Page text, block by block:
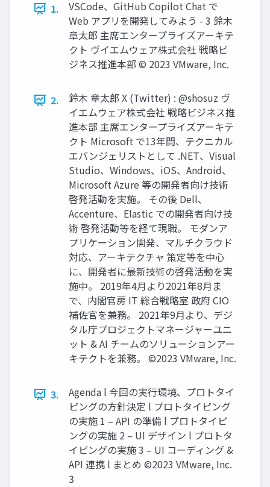
1.
VSCode、GitHub Copilot Chat で
Web アプリを開発してみよう - 3 鈴⽊
章太郎 主席エンタープライズアーキテ
クト ヴイエムウェア株式会社 戦略ビ
ジネス推進本部 © 2023 VMware, Inc.
2.
鈴⽊ 章太郎 X (Twitter) : @shosuz ヴ
イエムウェア株式会社 戦略ビジネス推
進本部 主席エンタープライズアーキテ
クト Microsoft で13年間、テクニカル
エバンジェリストとして .NET、Visual
Studio、Windows、iOS、Android、
Microsoft Azure 等の開発者向け技術
啓発活動を実施。 その後 Dell、
Accenture、Elastic での開発者向け技
術 啓発活動等を経て現職。 モダンア
プリケーション開発、マルチクラウド
対応、アーキテクチャ 策定等を中⼼
に、開発者に最新技術の啓発活動を実
施中。 2019年4⽉より2021年8⽉ま
で、内閣官房 IT 総合戦略室 政府 CIO
補佐官を兼務。 2021年9⽉より、デジ
タル庁プロジェクトマネージャーユニ
ット & AI チームのソリューションアー
キテクトを兼務。 ©2023 VMware, Inc.
3.
Agenda l 今回の実⾏環境、プロトタイ
ピングの⽅針決定 l プロトタイピング
の実施 1 – API の準備 l プロトタイピ
ングの実施 2 – UI デザイン l プロトタ
イピングの実施 3 – UI コーディング &
API 連携 l まとめ ©2023 VMware, Inc.
3